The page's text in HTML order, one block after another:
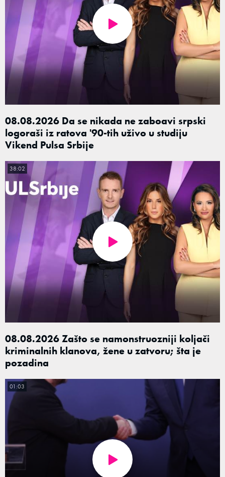
08.08.2026 Da se nikada ne zaboavi srpski
logoraši iz ratova '90-tih uživo u studiju
Vikend Pulsa Srbije
08.08.2026 Zašto se namonstruozniji koljači
kriminalnih klanova, žene u zatvoru; šta je
pozadina
38:02
01:03